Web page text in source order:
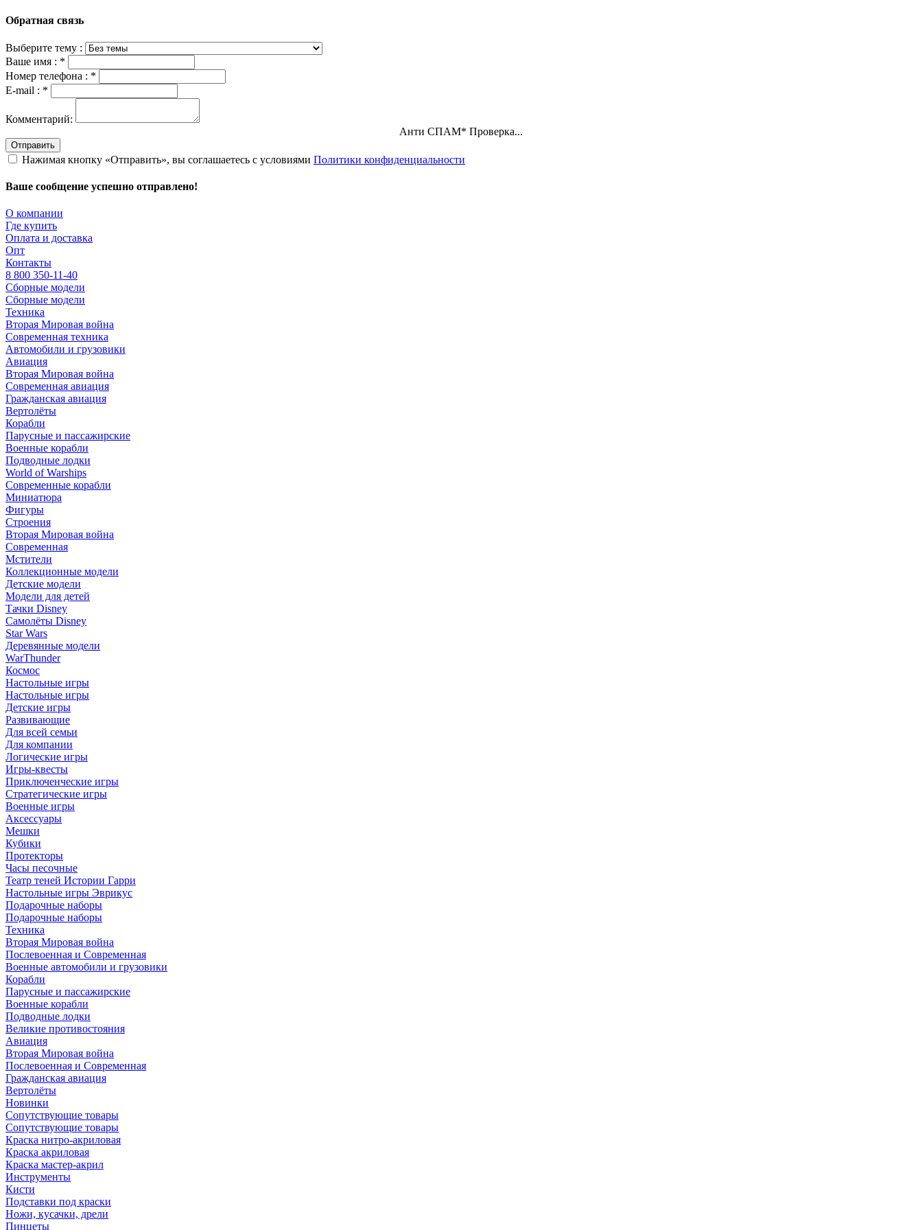
Обратная связь
Выберите тему :
Ваше имя : *
Номер телефона : *
E-mail : *
Комментарий:
Анти СПАМ* Проверка пройдена
Отправить
Нажимая кнопку «Отправить», вы соглашаетесь с условиями Политики конфиденциальности
Ваше сообщение успешно отправлено!
О компании
Где купить
Оплата и доставка
Опт
Контакты
8 800 350-11-40
Сборные модели
Сборные модели
Техника
Вторая Мировая война
Современная техника
Автомобили и грузовики
Авиация
Вторая Мировая война
Современная авиация
Гражданская авиация
Вертолёты
Корабли
Парусные и пассажирские
Военные корабли
Подводные лодки
World of Warships
Современные корабли
Миниатюра
Фигуры
Строения
Вторая Мировая война
Современная
Мстители
Коллекционные модели
Детские модели
Модели для детей
Тачки Disney
Самолёты Disney
Star Wars
Деревянные модели
WarThunder
Космос
Настольные игры
Настольные игры
Детские игры
Развивающие
Для всей семьи
Для компании
Логические игры
Игры-квесты
Приключенческие игры
Стратегические игры
Военные игры
Аксессуары
Мешки
Кубики
Протекторы
Часы песочные
Театр теней Истории Гарри
Настольные игры Эврикус
Подарочные наборы
Подарочные наборы
Техника
Вторая Мировая война
Послевоенная и Современная
Военные автомобили и грузовики
Корабли
Парусные и пассажирские
Военные корабли
Подводные лодки
Великие противостояния
Авиация
Вторая Мировая война
Послевоенная и Современная
Гражданская авиация
Вертолёты
Новинки
Сопутствующие товары
Сопутствующие товары
Краска нитро-акриловая
Краска акриловая
Краска мастер-акрил
Инструменты
Кисти
Подставки под краски
Ножи, кусачки, дрели
Пинцеты